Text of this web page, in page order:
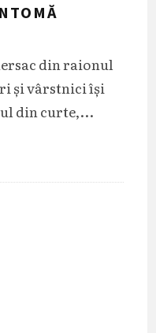
din raionul
și vârstnici își
din curte,...